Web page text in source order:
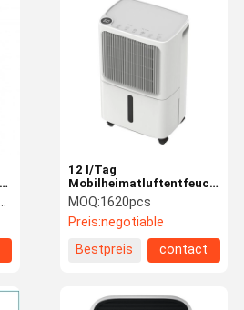
12 l/Tag
Mobilheimatluftentfeuchter
Sichtbarer
Luftfeuchtigkeitswert
Digitale Steuerung
MOQ:1620pcs
Preis:negotiable
Bestpreis
contact